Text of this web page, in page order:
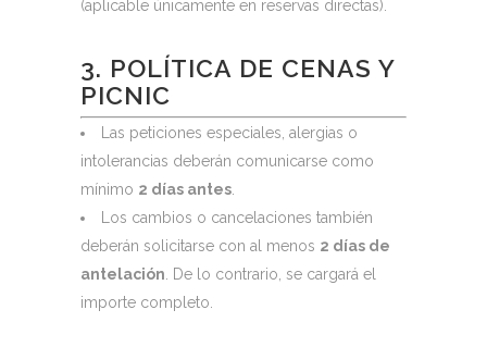
(aplicable únicamente en reservas directas).
3. POLÍTICA DE CENAS Y
PICNIC
Las peticiones especiales, alergias o
intolerancias deberán comunicarse como
mínimo 2 días antes
Los cambios o cancelaciones también
deberán solicitarse con al menos 2 días de
antelación . De lo contrario, se cargará el
importe completo.